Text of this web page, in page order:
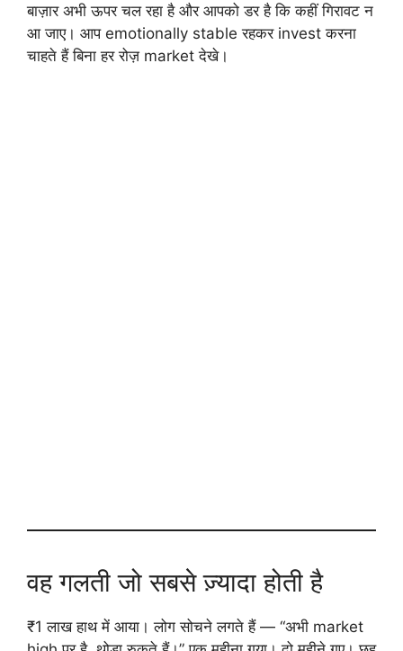
बाज़ार अभी ऊपर चल रहा है और आपको डर है कि कहीं गिरावट न
आ जाए। आप emotionally stable रहकर invest करना
चाहते हैं बिना हर रोज़ market देखे।
वह गलती जो सबसे ज़्यादा होती है
₹1 लाख हाथ में आया। लोग सोचने लगते हैं — “अभी market